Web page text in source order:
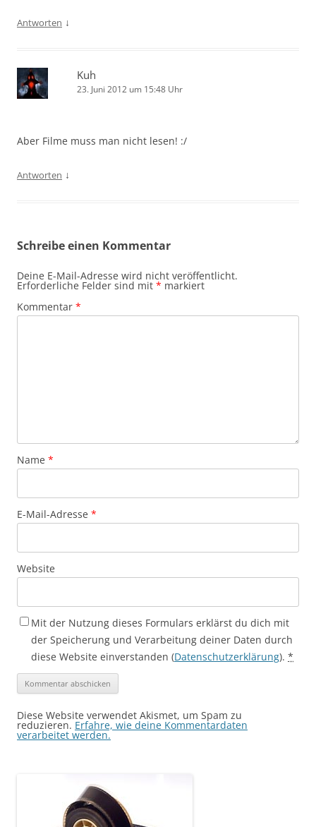
Antworten ↓
Kuh
23. Juni 2012 um 15:48 Uhr
Aber Filme muss man nicht lesen! :/
Antworten ↓
Schreibe einen Kommentar
Deine E-Mail-Adresse wird nicht veröffentlicht.
Erforderliche Felder sind mit * markiert
Kommentar *
Name *
E-Mail-Adresse *
Website
Mit der Nutzung dieses Formulars erklärst du dich mit
der Speicherung und Verarbeitung deiner Daten durch
diese Website einverstanden (Datenschutzerklärung). *
Diese Website verwendet Akismet, um Spam zu
reduzieren. Erfahre, wie deine Kommentardaten
verarbeitet werden.